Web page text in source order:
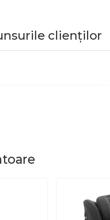
clienților